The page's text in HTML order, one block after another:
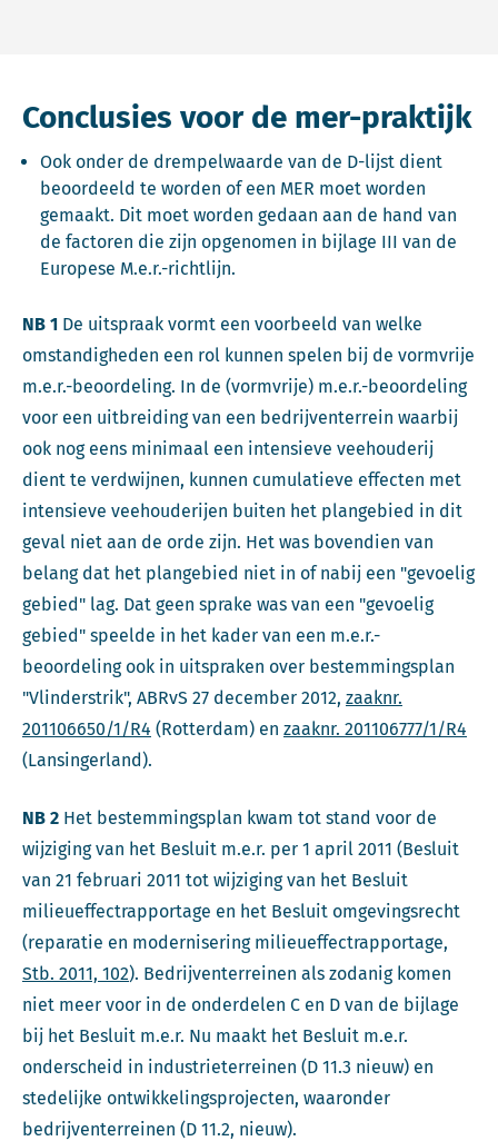
Conclusies voor de mer-praktijk
Ook onder de drempelwaarde van de D-lijst dient
beoordeeld te worden of een MER moet worden
gemaakt. Dit moet worden gedaan aan de hand van
de factoren die zijn opgenomen in bijlage III van de
Europese M.e.r.-richtlijn.
NB 1 De uitspraak vormt een voorbeeld van welke
omstandigheden een rol kunnen spelen bij de vormvrije
m.e.r.-beoordeling. In de (vormvrije) m.e.r.-beoordeling
voor een uitbreiding van een bedrijventerrein waarbij
ook nog eens minimaal een intensieve veehouderij
dient te verdwijnen, kunnen cumulatieve effecten met
intensieve veehouderijen buiten het plangebied in dit
geval niet aan de orde zijn. Het was bovendien van
belang dat het plangebied niet in of nabij een "gevoelig
gebied" lag. Dat geen sprake was van een "gevoelig
gebied" speelde in het kader van een m.e.r.-
beoordeling ook in uitspraken over bestemmingsplan
"Vlinderstrik", ABRvS 27 december 2012, zaaknr.
201106650/1/R4 (Rotterdam) en zaaknr. 201106777/1/R4
(Lansingerland).
NB 2 Het bestemmingsplan kwam tot stand voor de
wijziging van het Besluit m.e.r. per 1 april 2011 (Besluit
van 21 februari 2011 tot wijziging van het Besluit
milieueffectrapportage en het Besluit omgevingsrecht
(reparatie en modernisering milieueffectrapportage,
Stb. 2011, 102). Bedrijventerreinen als zodanig komen
niet meer voor in de onderdelen C en D van de bijlage
bij het Besluit m.e.r. Nu maakt het Besluit m.e.r.
onderscheid in industrieterreinen (D 11.3 nieuw) en
stedelijke ontwikkelingsprojecten, waaronder
bedrijventerreinen (D 11.2, nieuw).